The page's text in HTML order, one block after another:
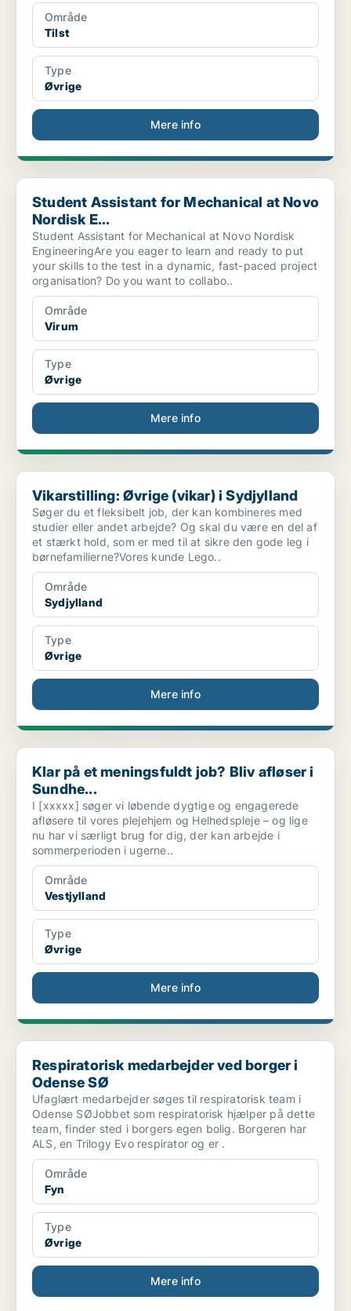
Område
Tilst
Type
Øvrige
Mere info
Student Assistant for Mechanical at Novo Nordisk E...
Student Assistant for Mechanical at Novo
Nordisk E...
Student Assistant for Mechanical at Novo Nordisk
EngineeringAre you eager to learn and ready to put
your skills to the test in a dynamic, fast-paced project
organisation? Do you want to collabo..
Område
Virum
Type
Øvrige
Mere info
Vikarstilling: Øvrige (vikar) i Sydjylland
Vikarstilling: Øvrige (vikar) i Sydjylland
Søger du et fleksibelt job, der kan kombineres med
studier eller andet arbejde? Og skal du være en del af
et stærkt hold, som er med til at sikre den gode leg i
børnefamilierne?Vores kunde Lego..
Område
Sydjylland
Type
Øvrige
Mere info
Klar på et meningsfuldt job? Bliv afløser i Sundhe...
Klar på et meningsfuldt job? Bliv afløser i
Sundhe...
I [xxxxx] søger vi løbende dygtige og engagerede
afløsere til vores plejehjem og Helhedspleje – og lige
nu har vi særligt brug for dig, der kan arbejde i
sommerperioden i ugerne..
Område
Vestjylland
Type
Øvrige
Mere info
Respiratorisk medarbejder ved borger i Odense SØ
Respiratorisk medarbejder ved borger i
Odense SØ
Ufaglært medarbejder søges til respiratorisk team i
Odense SØJobbet som respiratorisk hjælper på dette
team, finder sted i borgers egen bolig. Borgeren har
ALS, en Trilogy Evo respirator og er .
Område
Fyn
Type
Øvrige
Mere info